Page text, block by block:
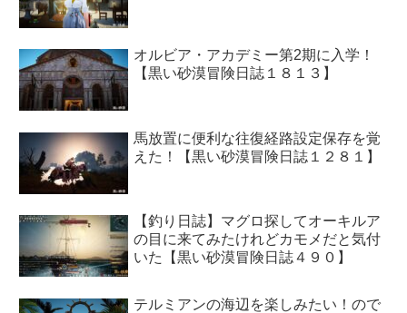
オルビア・アカデミー第2期に入学！
【黒い砂漠冒険日誌１８１３】
馬放置に便利な往復経路設定保存を覚
えた！【黒い砂漠冒険日誌１２８１】
【釣り日誌】マグロ探してオーキルア
の目に来てみたけれどカモメだと気付
いた【黒い砂漠冒険日誌４９０】
テルミアンの海辺を楽しみたい！ので